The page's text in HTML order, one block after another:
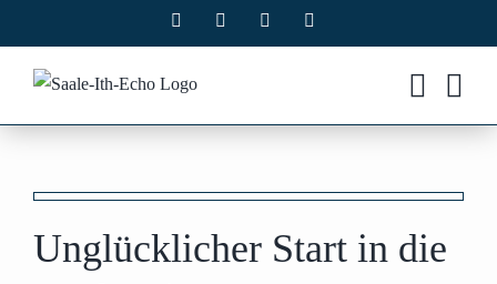
Inhalt
springen
Facebook Instagram
Unglücklicher Start in die